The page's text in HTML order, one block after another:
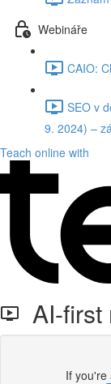
Webináře
CAIO:
SEO v
9. 2024) –
Teach online with
AI-first
If you're